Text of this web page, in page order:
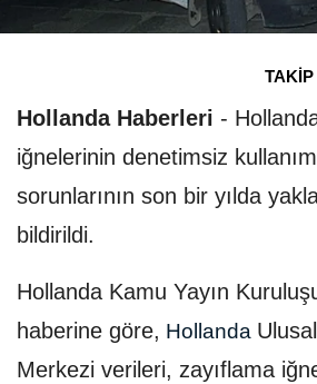
TAKİP
Hollanda Haberleri -
iğnelerinin denetimsiz
sorunlarının son bir yılda
bildirildi.
Hollanda Kamu Yayın
haberine göre, Hollanda
Merkezi verileri, zayıflama